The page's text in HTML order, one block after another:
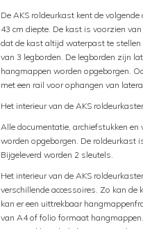
De AKS roldeurkast kent de
43 cm diepte. De kast is voorzien
dat de kast altijd waterpast te
van 3 legborden. De legborden zijn
hangmappen worden opgeborgen.
met een rail voor ophangen van
Het interieur van de AKS
Alle documentatie, archiefstukken
worden opgeborgen. De roldeurkast
Bijgeleverd worden 2 sleutels.
Het interieur van de AKS
verschillende accessoires. Zo kan
kan er een uittrekbaar
van A4 of folio formaat